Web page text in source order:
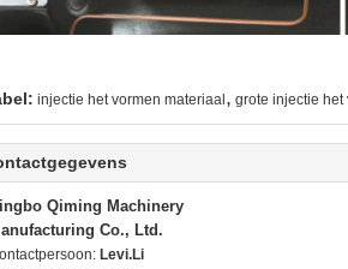
injectie het vormen materiaal , grote injectie het
Qiming Machinery
Co., Ltd.
Levi.Li